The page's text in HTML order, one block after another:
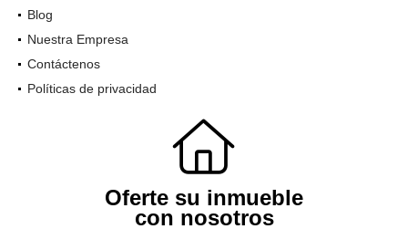
Blog
Nuestra Empresa
Contáctenos
Políticas de privacidad
Oferte su inmueble
con nosotros